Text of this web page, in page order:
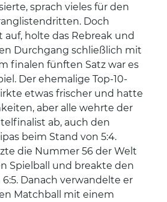
sprach vieles für den
Doch
holte das Rebreak und
Durchgang schließlich mit
finalen fünften Satz war es
Der ehemalige Top-10-
etwas frischer und hatte
aber alle wehrte der
ab, auch den
beim Stand von 5:4.
die Nummer 56 der Welt
Spielball und breakte den
Danach verwandelte er
Matchball mit einem